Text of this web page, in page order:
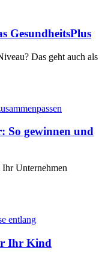
GesundheitsPlus
Das geht auch als
So gewinnen und
Unternehmen
Ihr Kind